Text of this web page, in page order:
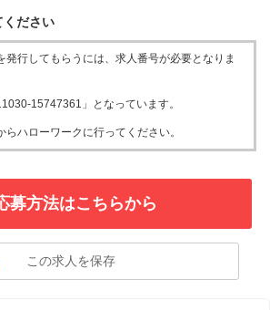
ください
発行してもらうには、求人番号が必要となりま
15747361」となっています。
ハローワークに行ってください。
募方法はこちらから